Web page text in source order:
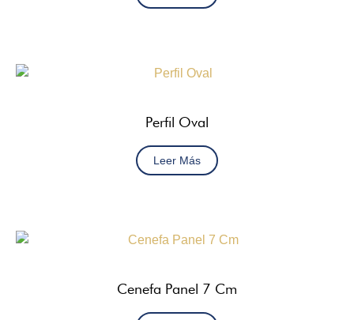
Perfil Oval
Leer Más
Cenefa Panel 7 Cm